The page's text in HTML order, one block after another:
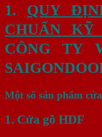
1. QUY
CHUẨN KỸ
CÔNG TY
Một số sản phẩm
1. Cửa gỗ HDF